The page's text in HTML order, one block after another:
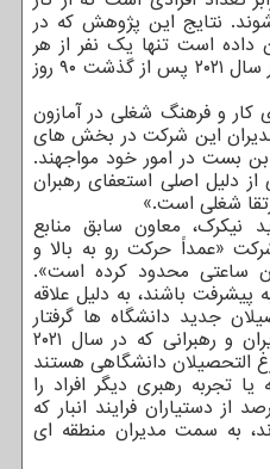
نتایج این پژوهش که در
نشان داده است تنها یک نفر از هر
سه نفر استخدام شده جدید در سال ۲۰۲۱ پس از گذشت ۹۰ روز
کار و فرهنگ شغلی در آمازون
این شرکت در بخش های
بست در امور خود مواجهند.
دلیل اصلی استعفای رهبران
شغلی است.»
نیکرک، معاون سابق منابع
«عمداً حرکت رو به بالا و
ساعتی محدود کرده است».
پیشرفت باشند، به دلیل علاقه
جدید دانشگاه ها گرفتار
مشکل می شوند. از میان مدیران و رهبرانی که در سال ۲۰۲۱
۳۹ درصد «فارغ التحصیلان دانشگاهی هستند
تجربه رهبری دیگر افراد را
از دستیاران فرایند انبار که
به سمت مدیران منطقه ای